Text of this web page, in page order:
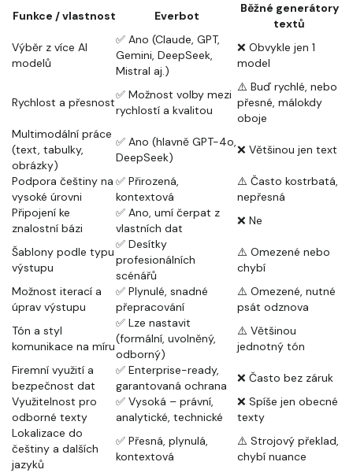
Funkce / vlastnost Everbot
Běžné generátory
textů
Výběr z více AI
modelů
✅ Ano (Claude, GPT,
Gemini, DeepSeek,
Mistral aj.)
❌ Obvykle jen 1
model
Rychlost a přesnost
✅ Možnost volby mezi
rychlostí a kvalitou
⚠️ Buď rychlé, nebo
přesné, málokdy
oboje
Multimodální práce
(text, tabulky,
obrázky)
✅ Ano (hlavně GPT-4o,
DeepSeek)
❌ Většinou jen text
Podpora češtiny na
vysoké úrovni
✅ Přirozená,
kontextová
⚠️ Často kostrbatá,
nepřesná
Připojení ke
znalostní bázi
✅ Ano, umí čerpat z
vlastních dat
❌ Ne
Šablony podle typu
výstupu
✅ Desítky
profesionálních
scénářů
⚠️ Omezené nebo
chybí
Možnost iterací a
úprav výstupu
✅ Plynulé, snadné
přepracování
⚠️ Omezené, nutné
psát odznova
Tón a styl
komunikace na míru
✅ Lze nastavit
(formální, uvolněný,
odborný)
⚠️ Většinou
jednotný tón
Firemní využití a
bezpečnost dat
✅ Enterprise-ready,
garantovaná ochrana
❌ Často bez záruk
Využitelnost pro
odborné texty
✅ Vysoká – právní,
analytické, technické
❌ Spíše jen obecné
texty
Lokalizace do
češtiny a dalších
jazyků
✅ Přesná, plynulá,
kontextová
⚠️ Strojový překlad,
chybí nuance